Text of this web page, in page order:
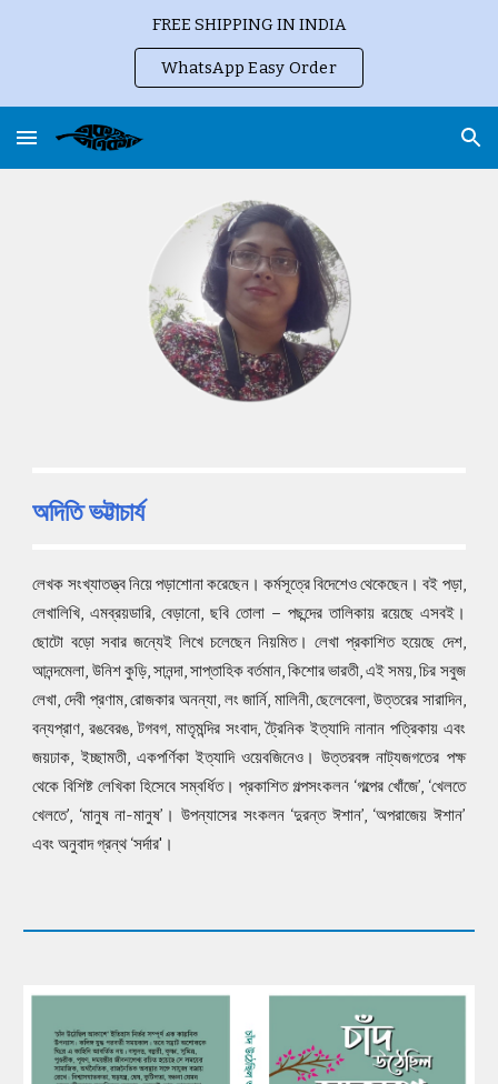
FREE SHIPPING IN INDIA
WhatsApp Easy Order
অদিতি ভট্টাচার্য
লেখক সংখ্যাতত্ত্ব নিয়ে পড়াশোনা করেছেন। কর্মসূত্রে বিদেশেও থেকেছেন। বই পড়া,
লেখালিখি, এমব্রয়ডারি, বেড়ানো, ছবি তোলা – পছন্দের তালিকায় রয়েছে এসবই।
ছোটো বড়ো সবার জন্যেই লিখে চলেছেন নিয়মিত। লেখা প্রকাশিত হয়েছে দেশ,
আনন্দমেলা, উনিশ কুড়ি, সানন্দা, সাপ্তাহিক বর্তমান, কিশোর ভারতী, এই সময়, চির সবুজ
লেখা, দেবী প্রণাম, রোজকার অনন্যা, লং জার্নি, মালিনী, ছেলেবেলা, উত্তরের সারাদিন,
বন্যপ্রাণ, রঙবেরঙ, টগবগ, মাতৃমন্দির সংবাদ, ট্রৈনিক ইত্যাদি নানান পত্রিকায় এবং
জয়ঢাক, ইচ্ছামতী, একপর্ণিকা ইত্যাদি ওয়েবজিনেও। উত্তরবঙ্গ নাট্যজগতের পক্ষ
থেকে বিশিষ্ট লেখিকা হিসেবে সম্বর্ধিত। প্রকাশিত গল্পসংকলন ‘গল্পের খোঁজে’, ‘খেলতে
খেলতে’, ‘মানুষ না-মানুষ’। উপন্যাসের সংকলন ‘দুরন্ত ঈশান’, ‘অপরাজেয় ঈশান’
এবং অনুবাদ গ্রন্থ ‘সর্দার'।